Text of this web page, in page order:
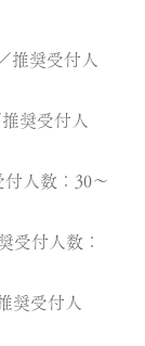
推奨受付人
奨受付人
付人数：30～
受付人数：
奨受付人